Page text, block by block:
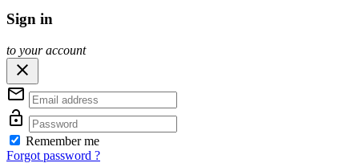
Sign in
to your account
close
mail_outline
lock_open
Remember me
Forgot password ?